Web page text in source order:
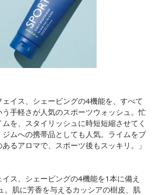
ェイス、シェービングの4機能を、すべて
手軽さが人気のスポーツウォッシュ。忙
を、スタイリッシュに時短短縮させてく
ムへの携帯品としても人気。ライムをブ
るアロマで、スポーツ後もスッキリ。」
ス、シェービングの4機能を1本に備え
。肌に芳香を与えるカッシアの樹皮、肌